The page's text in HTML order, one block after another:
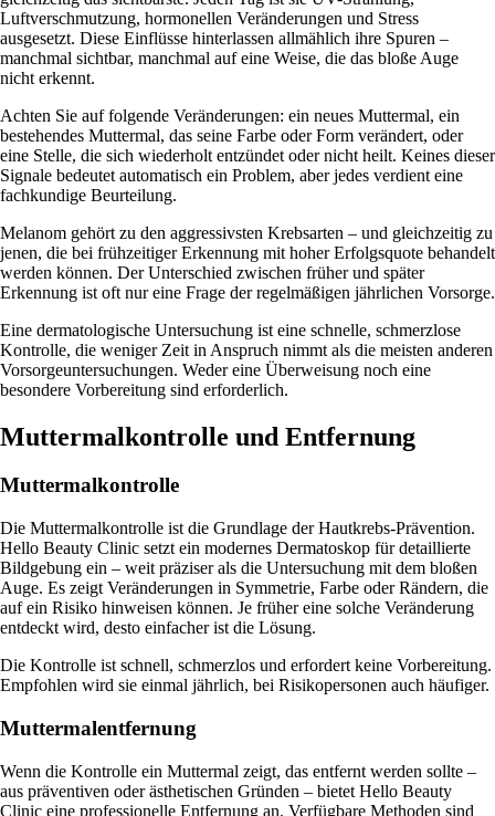
Luftverschmutzung, hormonellen Veränderungen und Stress
ausgesetzt. Diese Einflüsse hinterlassen allmählich ihre Spuren –
manchmal sichtbar, manchmal auf eine Weise, die das bloße Auge
nicht erkennt.
Achten Sie auf folgende Veränderungen: ein neues Muttermal, ein
bestehendes Muttermal, das seine Farbe oder Form verändert, oder
eine Stelle, die sich wiederholt entzündet oder nicht heilt. Keines dieser
Signale bedeutet automatisch ein Problem, aber jedes verdient eine
fachkundige Beurteilung.
Melanom gehört zu den aggressivsten Krebsarten – und gleichzeitig zu
jenen, die bei frühzeitiger Erkennung mit hoher Erfolgsquote behandelt
werden können. Der Unterschied zwischen früher und später
Erkennung ist oft nur eine Frage der regelmäßigen jährlichen Vorsorge.
Eine dermatologische Untersuchung ist eine schnelle, schmerzlose
Kontrolle, die weniger Zeit in Anspruch nimmt als die meisten anderen
Vorsorgeuntersuchungen. Weder eine Überweisung noch eine
besondere Vorbereitung sind erforderlich.
Muttermalkontrolle und Entfernung
Muttermalkontrolle
Die Muttermalkontrolle ist die Grundlage der Hautkrebs-Prävention.
Hello Beauty Clinic setzt ein modernes Dermatoskop für detaillierte
Bildgebung ein – weit präziser als die Untersuchung mit dem bloßen
Auge. Es zeigt Veränderungen in Symmetrie, Farbe oder Rändern, die
auf ein Risiko hinweisen können. Je früher eine solche Veränderung
entdeckt wird, desto einfacher ist die Lösung.
Die Kontrolle ist schnell, schmerzlos und erfordert keine Vorbereitung.
Empfohlen wird sie einmal jährlich, bei Risikopersonen auch häufiger.
Muttermalentfernung
Wenn die Kontrolle ein Muttermal zeigt, das entfernt werden sollte –
aus präventiven oder ästhetischen Gründen – bietet Hello Beauty
Clinic eine professionelle Entfernung an. Verfügbare Methoden sind